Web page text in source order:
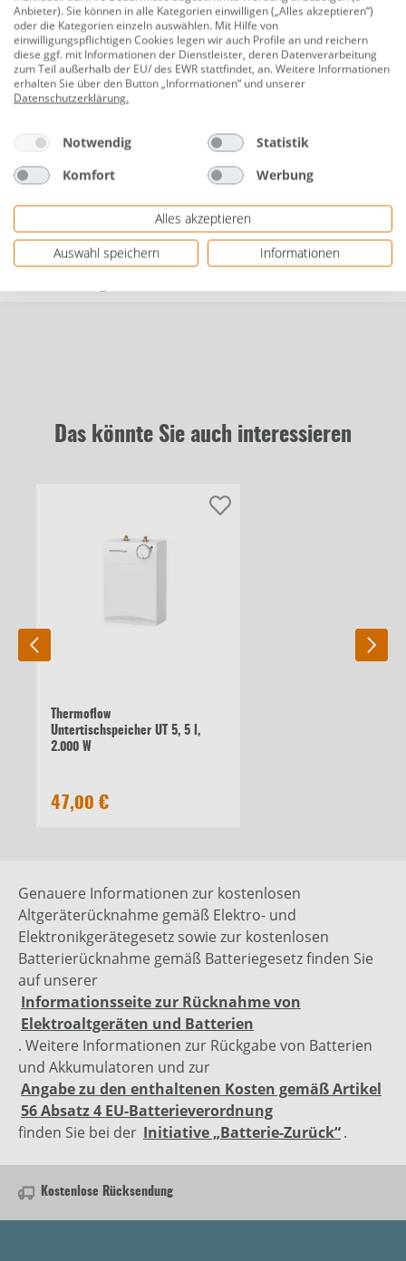
Abmessungen (H x B x T): ca. 85 x 100 x 50 cm
Lieferung erfolgt zerlegt, ohne E-Geräte & Armatur
Gewicht: ca. 27 kg
Chenover Straße 5 | 67117 Limburgerhof,
DEUTSCHLAND | eMail: info@neg-novex.de |
Herstellernr. KS50D
Datenblätter
Das könnte Sie auch interessieren
Thermoflow
Untertischspeicher UT 5, 5 l,
2.000 W
47,00 €
Genauere Informationen zur kostenlosen
Altgeräterücknahme gemäß Elektro- und
Elektronikgerätegesetz sowie zur kostenlosen
Batterierücknahme gemäß Batteriegesetz finden Sie
auf unserer
Informationsseite zur Rücknahme von
Elektroaltgeräten und Batterien
. Weitere Informationen zur Rückgabe von Batterien
und Akkumulatoren und zur
Angabe zu den enthaltenen Kosten gemäß Artikel
56 Absatz 4 EU-Batterieverordnung
finden Sie bei der Initiative „Batterie-Zurück“.
Kostenlose Rücksendung
Anbieter). Sie können in alle Kategorien einwilligen („Alles akzeptieren“)
oder die Kategorien einzeln auswählen. Mit Hilfe von
einwilligungspflichtigen Cookies legen wir auch Profile an und reichern
diese ggf. mit Informationen der Dienstleister, deren Datenverarbeitung
zum Teil außerhalb der EU/ des EWR stattfindet, an. Weitere Informationen
erhalten Sie über den Button „Informationen“ und unserer
Datenschutzerklärung.
Notwendig
Statistik
Komfort
Werbung
Alles akzeptieren
Auswahl speichern
Informationen